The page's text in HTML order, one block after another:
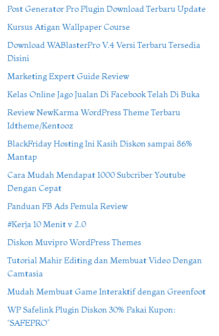
Post Generator Pro Plugin Download Terbaru Update
Kursus Atigan Wallpaper Course
Download WABlasterPro V.4 Versi Terbaru Tersedia
Disini
Marketing Expert Guide Review
Kelas Online Jago Jualan Di Facebook Telah Di Buka
Review NewKarma WordPress Theme Terbaru
Idtheme/Kentooz
BlackFriday Hosting Ini Kasih Diskon sampai 86%
Mantap
Cara Mudah Mendapat 1000 Subcriber Youtube
Dengan Cepat
Panduan FB Ads Pemula Review
#Kerja 10 Menit v 2.0
Diskon Muvipro WordPress Themes
Tutorial Mahir Editing dan Membuat Video Dengan
Camtasia
Mudah Membuat Game Interaktif dengan Greenfoot
WP Safelink Plugin Diskon 30% Pakai Kupon:
“SAFEPRO”